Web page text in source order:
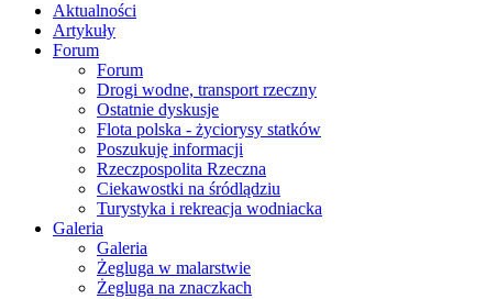
Aktualności
Artykuły
Forum
Forum
Drogi wodne, transport rzeczny
Ostatnie dyskusje
Flota polska - życiorysy statków
Poszukuję informacji
Rzeczpospolita Rzeczna
Ciekawostki na śródlądziu
Turystyka i rekreacja wodniacka
Galeria
Galeria
Żegluga w malarstwie
Żegluga na znaczkach